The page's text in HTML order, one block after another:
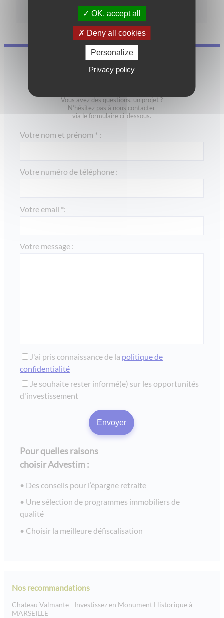
Vous avez des questions, un projet ?
N’hésitez pas à nous contacter
via le formulaire ci-dessous.
Votre nom et prénom * :
Votre numéro de téléphone :
Votre email *:
Votre message :
J'ai pris connaissance de la politique de
confidentialité
Je souhaite rester informé(e) sur les opportunités
d'investissement
Pour quelles raisons
choisir Advestim :
Des conseils pour l’épargne retraite
Une sélection de programmes immobiliers de
qualité
Choisir la meilleure défiscalisation
Nos recommandations
Chateau Valmante - Investissez en Monument Historique à
MARSEILLE
OK, accept all
Deny all cookies
Personalize
Privacy policy